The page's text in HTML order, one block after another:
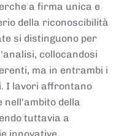
a firma unica e
della riconoscibilità
si distinguono per
collocandosi
ma in entrambi i
I lavori affrontano
nell'ambito della
tuttavia a